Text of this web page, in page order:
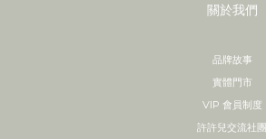
關於我們
品牌故事
實體門市
VIP 會員制度
許許兒交流社團